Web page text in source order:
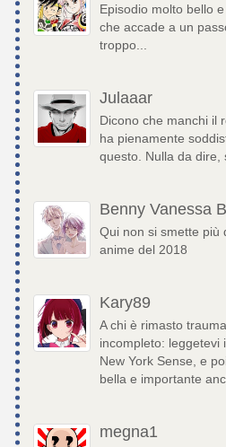
Episodio molto bello
che accade a un
troppo...
Julaaar
Dicono che manchi il
ha pienamente
questo. Nulla da dire,
Benny Vanessa
Qui non si smette più
anime del 2018
Kary89
A chi è rimasto
incompleto: leggetevi
New York Sense, e
bella e importante
megna1